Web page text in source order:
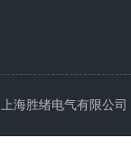
海胜绪电气有限公